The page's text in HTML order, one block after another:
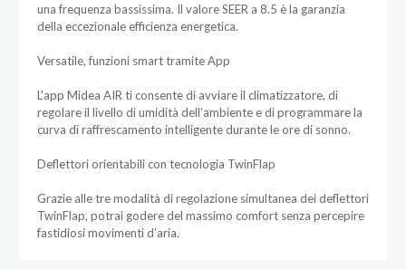
una frequenza bassissima. Il valore SEER a 8.5 è la garanzia
della eccezionale efficienza energetica.
Versatile, funzioni smart tramite App
L'app Midea AIR ti consente di avviare il climatizzatore, di
regolare il livello di umidità dell’ambiente e di programmare la
curva di raffrescamento intelligente durante le ore di sonno.
Deflettori orientabili con tecnologia TwinFlap
Grazie alle tre modalità di regolazione simultanea dei deflettori
TwinFlap, potrai godere del massimo comfort senza percepire
fastidiosi movimenti d’aria.